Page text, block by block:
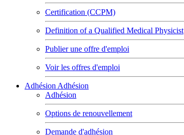
Certification (CCPM)
Definition of a Qualified Medical Physicist
Publier une offre d'emploi
Voir les offres d'emploi
Adhésion Adhésion
Adhésion
Options de renouvellement
Demande d'adhésion